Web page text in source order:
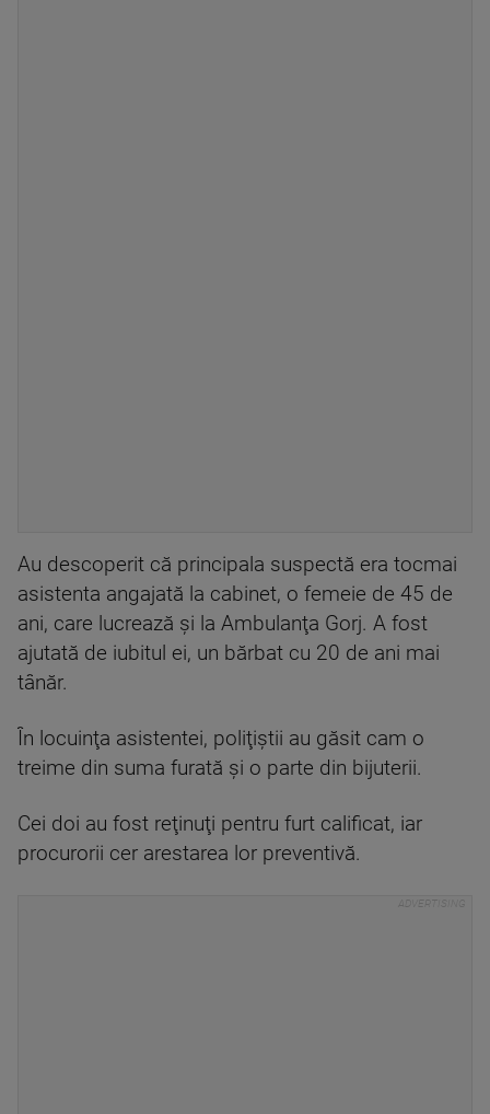
Au descoperit că principala suspectă era tocmai
asistenta angajată la cabinet, o femeie de 45 de
ani, care lucrează şi la Ambulanţa Gorj. A fost
ajutată de iubitul ei, un bărbat cu 20 de ani mai
tânăr.
În locuinţa asistentei, poliţiştii au găsit cam o
treime din suma furată şi o parte din bijuterii.
Cei doi au fost reţinuţi pentru furt calificat, iar
procurorii cer arestarea lor preventivă.